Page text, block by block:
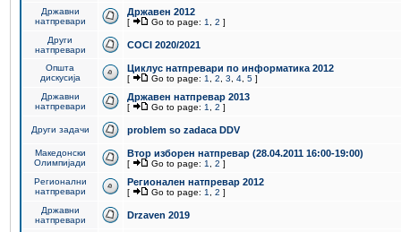
Државни
натпревари
Државен 2012
[ Go to page: 1 2 ]
Други
натпревари
COCI 2020/2021
Општа
дискусија
Циклус натпревари по информатика 2012
[ Go to page: 1 2 3 4 5 ]
Државни
натпревари
Државен натпревар 2013
[ Go to page: 1 2 ]
Други задачи problem so zadaca DDV
Македонски
Олимпијади
Втор изборен натпревар (28.04.2011 16:00-19:00)
[ Go to page: 1 2 ]
Регионални
натпревари
Регионален натпревар 2012
[ Go to page: 1 2 ]
Државни
натпревари
Drzaven 2019